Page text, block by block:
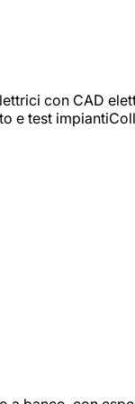
con CAD
e test